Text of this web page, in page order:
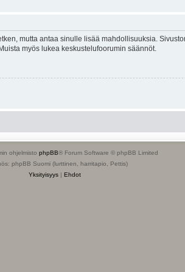
mutta antaa sinulle lisää mahdollisuuksia.
myös lukea keskustelufoorumin säännöt.
ohjelmisto phpBB® Forum Software © phpBB Limited
phpBB Suomi (lurttinen, harritapio, Pettis)
Yksityisyys | Ehdot